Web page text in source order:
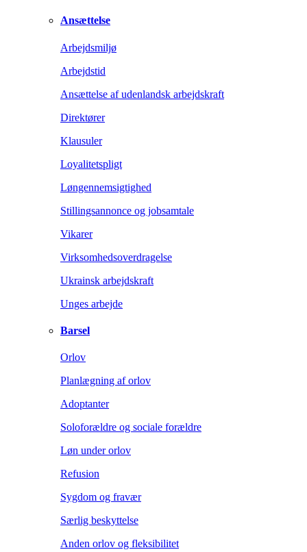
Ansættelse
Arbejdsmiljø
Arbejdstid
Ansættelse af udenlandsk arbejdskraft
Direktører
Klausuler
Loyalitetspligt
Løngennemsigtighed
Stillingsannonce og jobsamtale
Vikarer
Virksomhedsoverdragelse
Ukrainsk arbejdskraft
Unges arbejde
Barsel
Orlov
Planlægning af orlov
Adoptanter
Soloforældre og sociale forældre
Løn under orlov
Refusion
Sygdom og fravær
Særlig beskyttelse
Anden orlov og fleksibilitet